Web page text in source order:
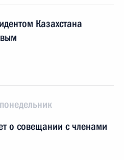
Казахстана
о совещании с членами